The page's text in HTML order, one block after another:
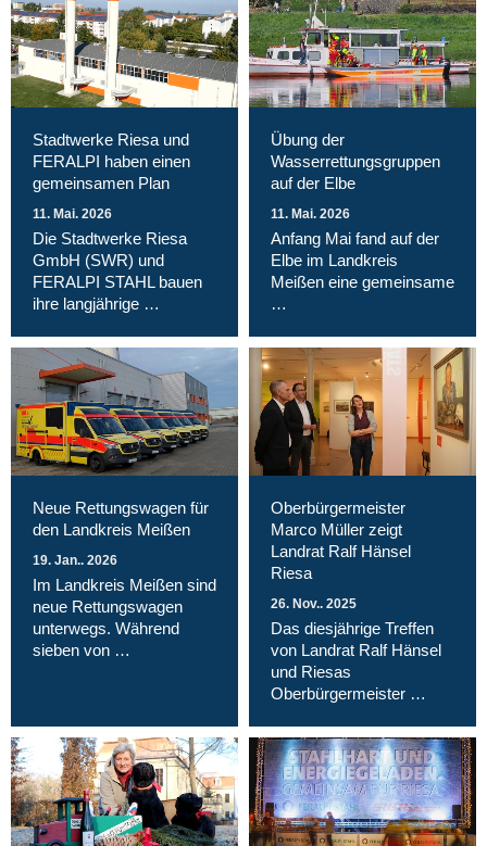
Stadtwerke Riesa und
FERALPI haben einen
gemeinsamen Plan
11. Mai. 2026
Die Stadtwerke Riesa
GmbH (SWR) und
FERALPI STAHL bauen
ihre langjährige …
Übung der
Wasserrettungsgruppen
auf der Elbe
11. Mai. 2026
Anfang Mai fand auf der
Elbe im Landkreis
Meißen eine gemeinsame
…
Neue Rettungswagen für
den Landkreis Meißen
19. Jan.. 2026
Im Landkreis Meißen sind
neue Rettungswagen
unterwegs. Während
sieben von …
Oberbürgermeister
Marco Müller zeigt
Landrat Ralf Hänsel
Riesa
26. Nov.. 2025
Das diesjährige Treffen
von Landrat Ralf Hänsel
und Riesas
Oberbürgermeister …